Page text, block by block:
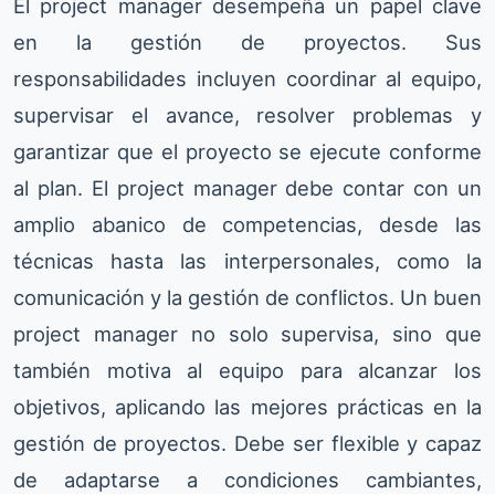
El project manager desempeña un papel clave
en la gestión de proyectos. Sus
responsabilidades incluyen coordinar al equipo,
supervisar el avance, resolver problemas y
garantizar que el proyecto se ejecute conforme
al plan. El project manager debe contar con un
amplio abanico de competencias, desde las
técnicas hasta las interpersonales, como la
comunicación y la gestión de conflictos. Un buen
project manager no solo supervisa, sino que
también motiva al equipo para alcanzar los
objetivos, aplicando las mejores prácticas en la
gestión de proyectos. Debe ser flexible y capaz
de adaptarse a condiciones cambiantes,